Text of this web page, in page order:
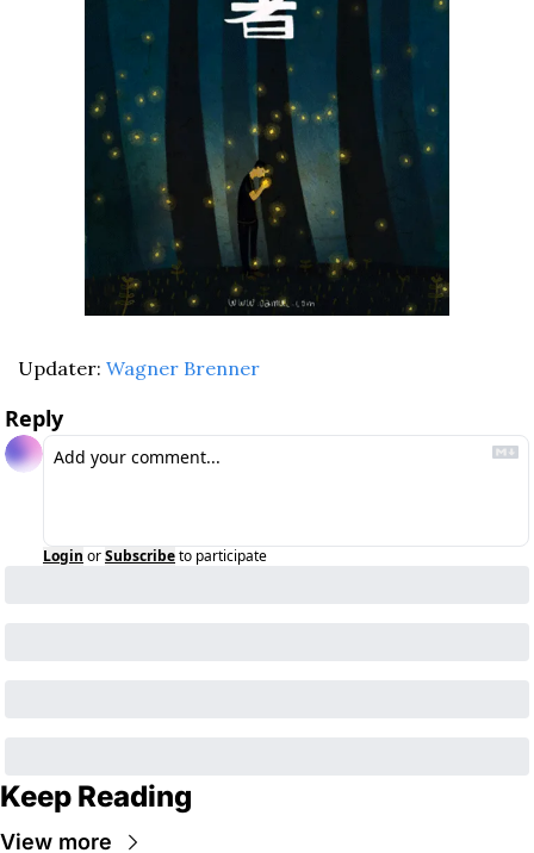
Updater: Wagner Brenner
Reply
Login orSubscribeto participate
Keep Reading
View more